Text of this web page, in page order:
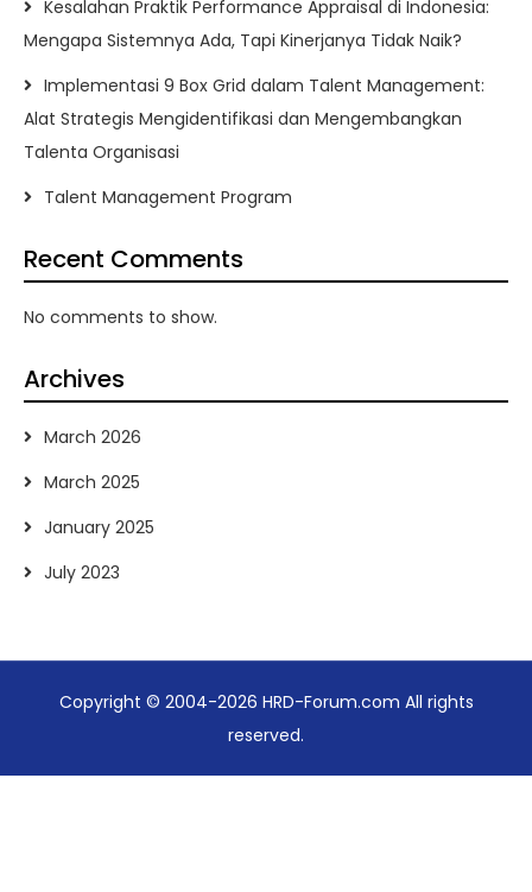
Kesalahan Praktik Performance Appraisal di Indonesia:
Mengapa Sistemnya Ada, Tapi Kinerjanya Tidak Naik?
Implementasi 9 Box Grid dalam Talent Management:
Alat Strategis Mengidentifikasi dan Mengembangkan
Talenta Organisasi
Talent Management Program
Recent Comments
No comments to show.
Archives
March 2026
March 2025
January 2025
July 2023
Copyright © 2004-2026 HRD-Forum.com All rights
reserved.